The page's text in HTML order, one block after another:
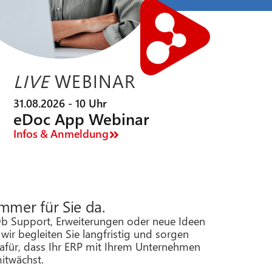
LIVEWEBINAR
31.08.2026 - 10 Uhr
eDoc App Webinar
Infos & Anmeldung
für Sie da.
Support, Erweiterungen oder neue Ideen
begleiten Sie langfristig und sorgen
dass Ihr ERP mit Ihrem Unternehmen